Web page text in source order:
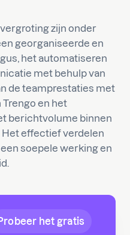
zijn onder
georganiseerde en
het automatiseren
met behulp van
de teamprestaties met
Trengo en het
berichtvolume binnen
Het effectief verdelen
soepele werking en
het gratis